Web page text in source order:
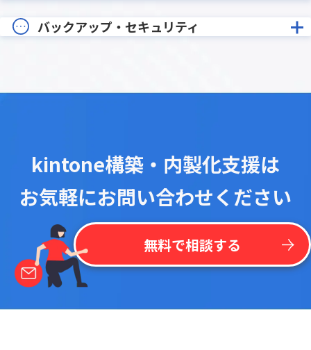
バックアップ・セキュリティ
kintone構築・内製化支援は
お気軽にお問い合わせください
無料で相談する